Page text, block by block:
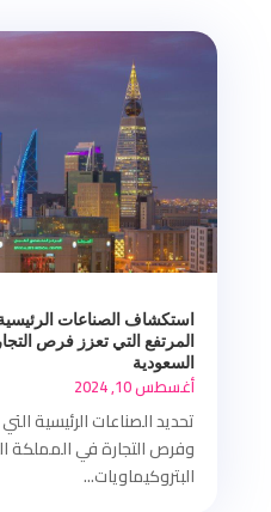
استكشاف الصناعات
المرتفع التي تعزز فرص
السعودية
أغسطس 10, 2024
تحديد الصناعات الرئيسية
وفرص التجارة في المملكة
البتروكيماويات...